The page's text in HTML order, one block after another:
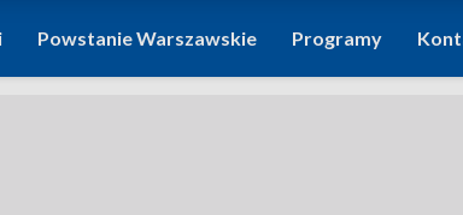
Powstanie Warszawskie Programy